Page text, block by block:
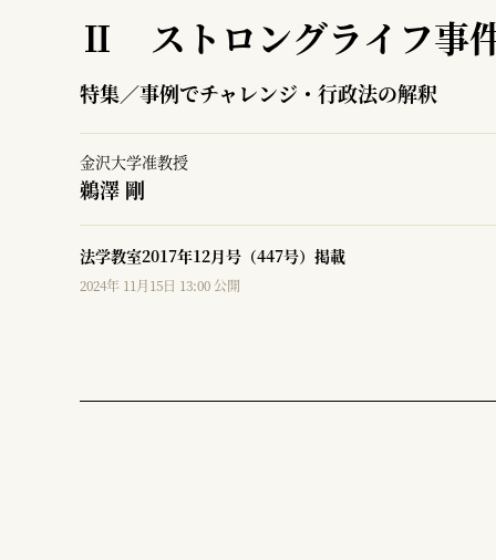
Ⅱ ストロングライフ事
特集／事例でチャレンジ・行政法の解釈
金沢大学准教授
鵜澤 剛
法学教室2017年12月号（447号）掲載
2024年 11月15日 13:00 公開